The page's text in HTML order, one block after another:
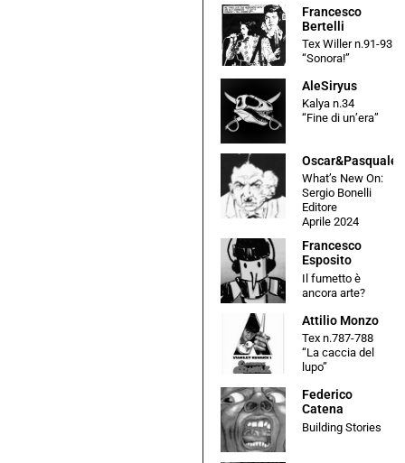
Francesco
Bertelli
Tex Willer n.91-93
“Sonora!”
AleSiryus
Kalya n.34
“Fine di un’era”
Oscar&Pasquale
What’s New On:
Sergio Bonelli
Editore
Aprile 2024
Francesco
Esposito
Il fumetto è
ancora arte?
Attilio Monzo
Tex n.787-788
“La caccia del
lupo”
Federico
Catena
Building Stories